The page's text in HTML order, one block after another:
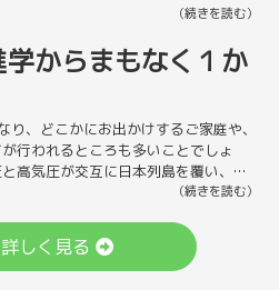
う。 これまでに歌っている曲は？何歳
（続きを読む）
からまもなく１か
り、どこかにお出かけするご家庭や、
行われるところも多いことでしょ
高気圧が交互に日本列島を覆い、そ
々天気が変わりやすく、気温も変化が
（続きを読む）
しく見る